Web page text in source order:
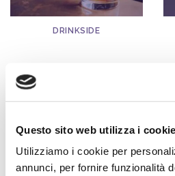
Questo sito web utilizza i cookie
Utilizziamo i cookie per
annunci, per fornire funzionalità
DRINKSIDE